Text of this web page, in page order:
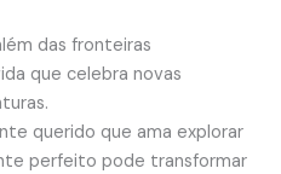
das fronteiras
que celebra novas
querido que ama explorar
perfeito pode transformar